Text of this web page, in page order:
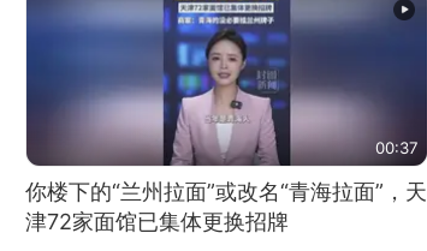
00:37
你楼下的“兰州拉面”或改名“青海拉面”，天
津72家面馆已集体更换招牌